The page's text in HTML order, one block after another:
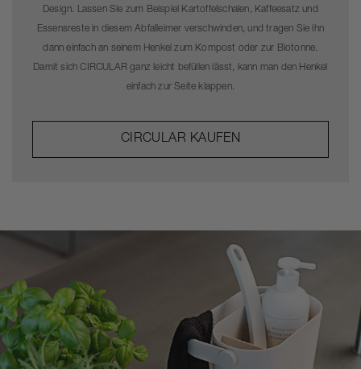
Design. Lassen Sie zum Beispiel Kartoffelschalen, Kaffeesatz und
Essensreste in diesem Abfalleimer verschwinden, und tragen Sie ihn
dann einfach an seinem Henkel zum Kompost oder zur Biotonne.
Damit sich CIRCULAR ganz leicht befüllen lässt, kann man den Henkel
einfach zur Seite klappen.
CIRCULAR KAUFEN